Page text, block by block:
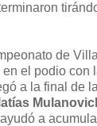
de
en el podio con
a la final de
a